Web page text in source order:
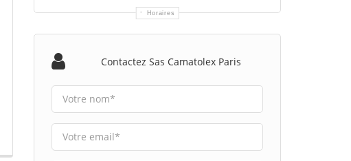
Horaires
Contactez Sas Camatolex Paris